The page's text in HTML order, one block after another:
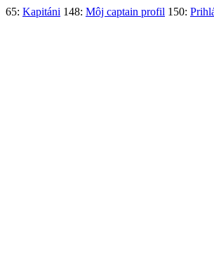
65: Kapitáni 148: Môj captain profil 150: